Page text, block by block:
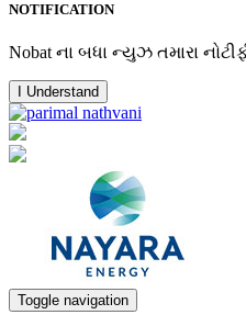
NOTIFICATION
Nobat ના બધા ન્યુઝ તમારા
I Understand
Toggle navigation